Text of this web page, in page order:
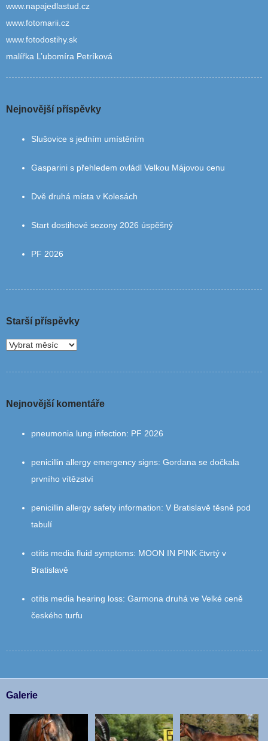
www.napajedlastud.cz
www.fotomarii.cz
www.fotodostihy.sk
malířka L’ubomíra Petríková
Nejnovější příspěvky
Slušovice s jedním umístěním
Gasparini s přehledem ovládl Velkou Májovou cenu
Dvě druhá místa v Kolesách
Start dostihové sezony 2026 úspěšný
PF 2026
Starší příspěvky
Nejnovější komentáře
pneumonia lung infection: PF 2026
penicillin allergy emergency signs: Gordana se dočkala
prvního vítězství
penicillin allergy safety information: V Bratislavě těsně pod
tabulí
otitis media fluid symptoms: MOON IN PINK čtvrtý v
Bratislavě
otitis media hearing loss: Garmona druhá ve Velké ceně
českého turfu
Galerie